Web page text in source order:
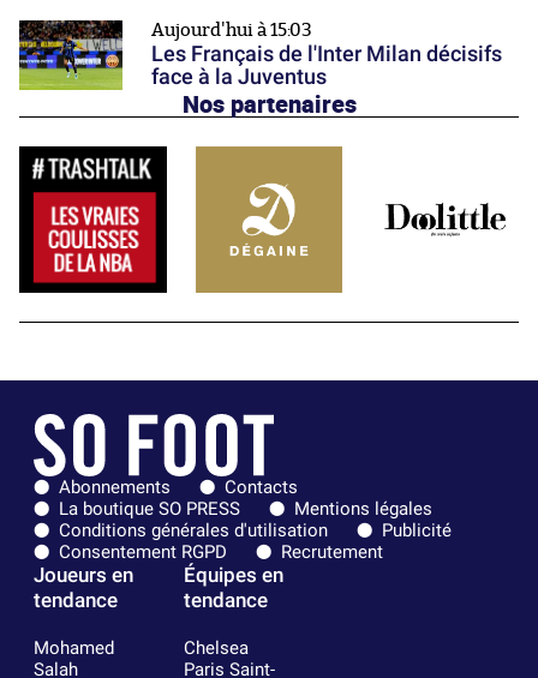
Aujourd'hui à 15:03
Les Français de l'Inter Milan décisifs
face à la Juventus
Nos partenaires
Abonnements
Contacts
La boutique SO PRESS
Mentions légales
Conditions générales d'utilisation
Publicité
Consentement RGPD
Recrutement
Joueurs en
tendance
Mohamed
Salah
Équipes en
tendance
Chelsea
Paris Saint-